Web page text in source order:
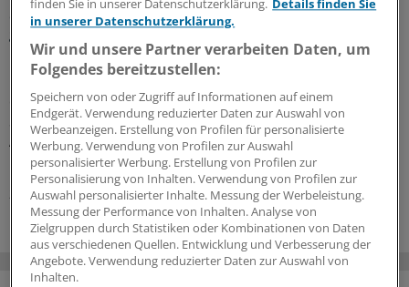
Studie: In welchen Regionen mittelfristig die
größten Hausarztlücken drohen
Laut einer aktuellen Projektion im Auftrag der Robert
Bosch Stiftung ist – wenn nicht gegengesteuert wird –
ein Drittel der bundesdeutschen Landkreise auf längere
Sicht von hausärztlicher Unterversorgung betroffen.
Andernorts deuten die Zeichen auch vielfach auf
Überversorgung.
21.07.2026
finden Sie in unserer Datenschutzerklärung. Details finden Sie
in unserer Datenschutzerklärung.
Wir und unsere Partner verarbeiten Daten, um
Folgendes bereitzustellen:
Speichern von oder Zugriff auf Informationen auf einem
Endgerät. Verwendung reduzierter Daten zur Auswahl von
Werbeanzeigen. Erstellung von Profilen für personalisierte
Werbung. Verwendung von Profilen zur Auswahl
personalisierter Werbung. Erstellung von Profilen zur
Personalisierung von Inhalten. Verwendung von Profilen zur
Auswahl personalisierter Inhalte. Messung der Werbeleistung.
Messung der Performance von Inhalten. Analyse von
Zielgruppen durch Statistiken oder Kombinationen von Daten
aus verschiedenen Quellen. Entwicklung und Verbesserung der
Angebote. Verwendung reduzierter Daten zur Auswahl von
Inhalten.